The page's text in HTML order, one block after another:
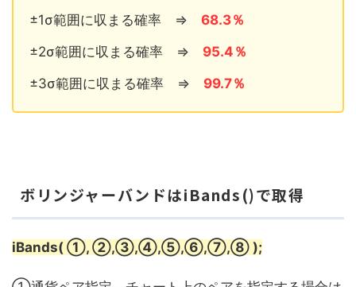
±1σ範囲に収まる確率 ⇒ 68.3％
±2σ範囲に収まる確率 ⇒ 95.4％
±3σ範囲に収まる確率 ⇒ 99.7％
ボリンジャーバンドはiBands()で取得
iBands( ①, ②,③,④,⑤,⑥,⑦,⑧ );